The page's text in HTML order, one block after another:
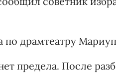
по драмтеатру
предела. После